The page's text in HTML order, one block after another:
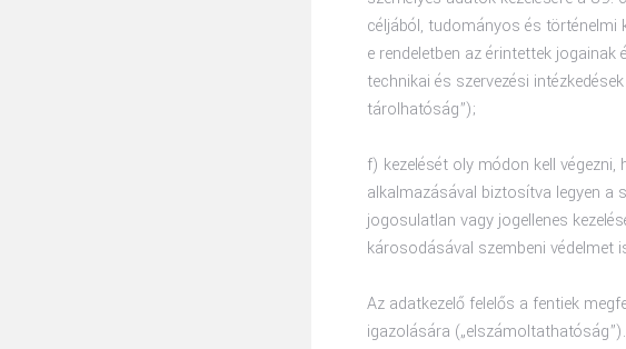
céljából, tudományos és
e rendeletben az érintettek
technikai és szervezési
tárolhatóság”);
f) kezelését oly módon kell
alkalmazásával biztosítva legyen a
jogosulatlan vagy jogellenes
károsodásával szembeni védelmet
Az adatkezelő felelős a fentiek
igazolására („elszámoltathatóság”).